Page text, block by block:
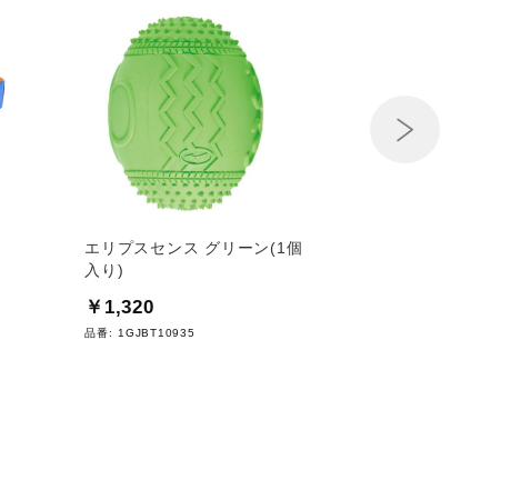
エリプスセンス グリーン(1個
入り)
￥1,320
品番: 1GJBT10935